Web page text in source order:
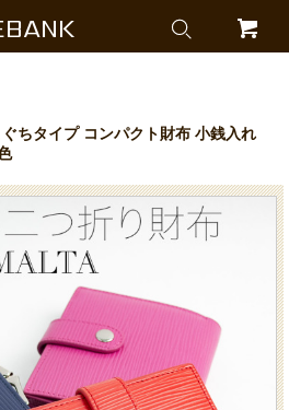
ちタイプ コンパクト財布 小銭入れ